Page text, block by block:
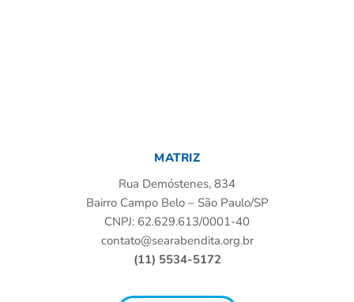
MATRIZ
Rua Demóstenes, 834
Bairro Campo Belo – São Paulo/SP
CNPJ: 62.629.613/0001-40
contato@searabendita.org.br
(11) 5534-5172